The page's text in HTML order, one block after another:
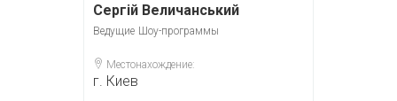
Сергій Величанський
Ведущие Шоу-программы
Местонахождение:
г. Киев